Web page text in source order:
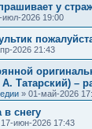
у
июл-2026 19:00
2026 21:43
Татарский) –
» 01-май-2026
снегу
17-июн-2026 17:43